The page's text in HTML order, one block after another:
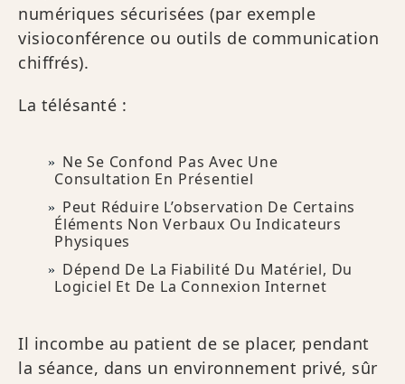
numériques sécurisées (par exemple
visioconférence ou outils de communication
chiffrés).
La télésanté :
Ne Se Confond Pas Avec Une
Consultation En Présentiel
Peut Réduire L’observation De Certains
Éléments Non Verbaux Ou Indicateurs
Physiques
Dépend De La Fiabilité Du Matériel, Du
Logiciel Et De La Connexion Internet
Il incombe au patient de se placer, pendant
la séance, dans un environnement privé, sûr